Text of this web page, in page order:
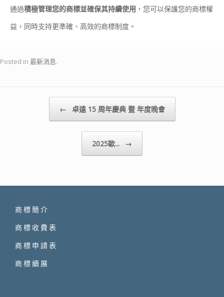
通過積極管理您的商標並確保其持續使用 ，您可以保護您的商標權
益，同時支持更準確、高效的商標制度。
Posted in 最新消息.
Post navigation
← 卓遠 15 周年慶典 暨 年度晚會
2025歐... →
商標簡介
商標收費表
商標申請表
商標續展